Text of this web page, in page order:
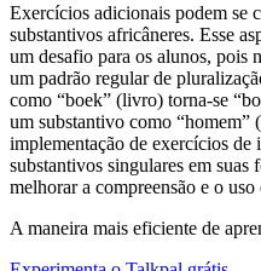
Exercícios adicionais podem se
substantivos africâneres. Esse
um desafio para os alunos, pois
um padrão regular de
como “boek” (livro) torna-se
um substantivo como “homem”
implementação de exercícios de
substantivos singulares em
melhorar a compreensão e o
A maneira mais eficiente de